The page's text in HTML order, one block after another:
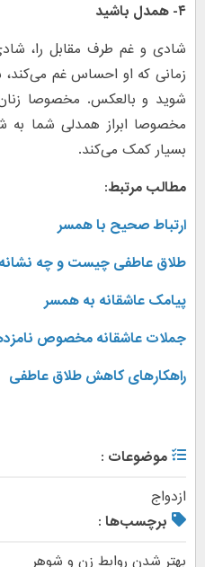
۴- همدل باشید
شادی و غم طرف مقابل را،
زمانی که او احساس غم
شوید و بالعکس. مخصوصا زنان
مخصوصا ابراز همدلی شما به
بسیار کمک می‌کند.
مطالب مرتبط:
ارتباط صحیح با همسر
طلاق عاطفی چیست و چه نشانه
پیامک عاشقانه به همسر
جملات عاشقانه مخصوص
راهکارهای کاهش طلاق عاطفی
موضوعات :
ازدواج
برچسب‌ها :
بهتر شدن روابط زن و شوهر